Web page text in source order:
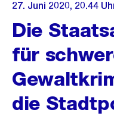
27. Juni 2020, 20.44
Die
für
die